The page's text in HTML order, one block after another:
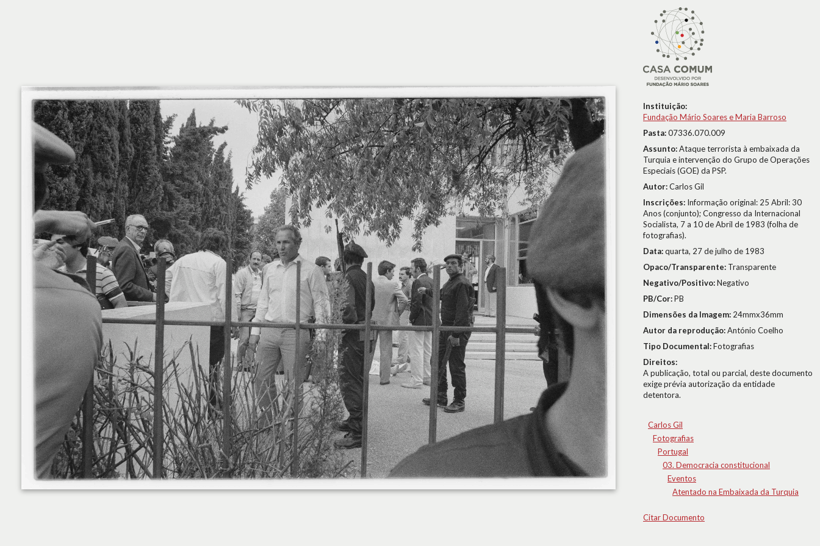
Instituição:
Fundação Mário Soares e Maria Barroso
Pasta:07336.070.009
Assunto:Ataque terrorista à embaixada da
Turquia e intervenção do Grupo de Operações
Especiais (GOE) da PSP.
Autor:Carlos Gil
Inscrições: Informação original: 25 Abril: 30
Anos (conjunto); Congresso da Internacional
Socialista, 7 a 10 de Abril de 1983 (folha de
fotografias).
Data:quarta, 27 de julho de 1983
Opaco/Transparente: Transparente
Negativo/Positivo:Negativo
PB/Cor:PB
Dimensões da Imagem: 24mmx36mm
Autor da reprodução:António Coelho
Tipo Documental:Fotografias
Direitos:
A publicação, total ou parcial, deste documento
exige prévia autorização da entidade
detentora.
Carlos Gil
Fotografias
Portugal
03. Democracia constitucional
Eventos
Atentado na Embaixada da Turquia
Citar Documento